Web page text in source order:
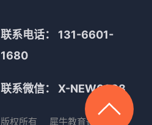
联系电话： 131-6601-
1680
联系微信： X-NEW0088
版权所有 犀牛教育备案号